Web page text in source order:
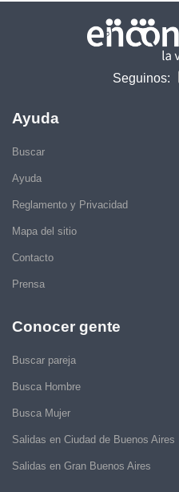
Seguinos:
Ayuda
Buscar
Ayuda
Reglamento y Privacidad
Mapa del sitio
Contacto
Prensa
Conocer gente
Buscar pareja
Busca Hombre
Busca Mujer
Salidas en Ciudad de Buenos Aires
Salidas en Gran Buenos Aires